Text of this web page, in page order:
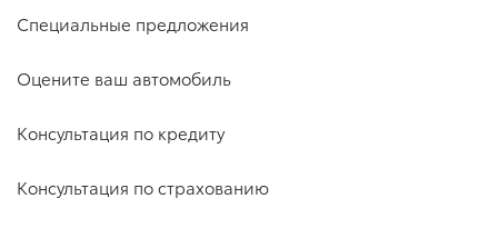
Специальные предложения
Оцените ваш автомобиль
Консультация по кредиту
Консультация по страхованию